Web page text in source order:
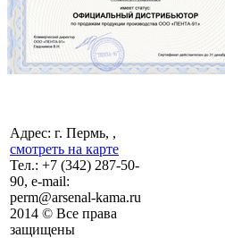
Адрес: г. Пермь, ,
смотреть на карте
Тел.: +7 (342) 287-50-
90, e-mail:
perm@arsenal-kama.ru
2014 © Все права
защищены